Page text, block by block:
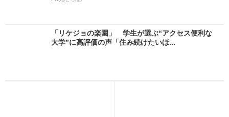
「リケジョの楽園」 学生が選ぶ“アクセス便利な
大学”に高評価の声「住み続けたいほ...